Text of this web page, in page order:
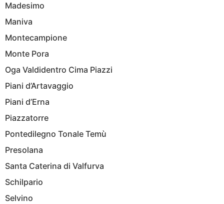
Madesimo
Maniva
Montecampione
Monte Pora
Oga Valdidentro Cima Piazzi
Piani d’Artavaggio
Piani d’Erna
Piazzatorre
Pontedilegno Tonale Temù
Presolana
Santa Caterina di Valfurva
Schilpario
Selvino